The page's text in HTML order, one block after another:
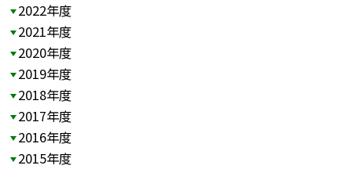
2022年度
2021年度
2020年度
2019年度
2018年度
2017年度
2016年度
2015年度